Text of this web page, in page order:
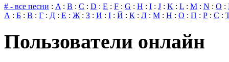
# - все песни : A: B : C : D : E : F : G : H : I : J : K : L : M : N : O :
А : Б : В : Г : Д : Е : Ж: З : И : І : Й : К : Л : М : Н : О : П : Р : С :
Пользователи онлайн